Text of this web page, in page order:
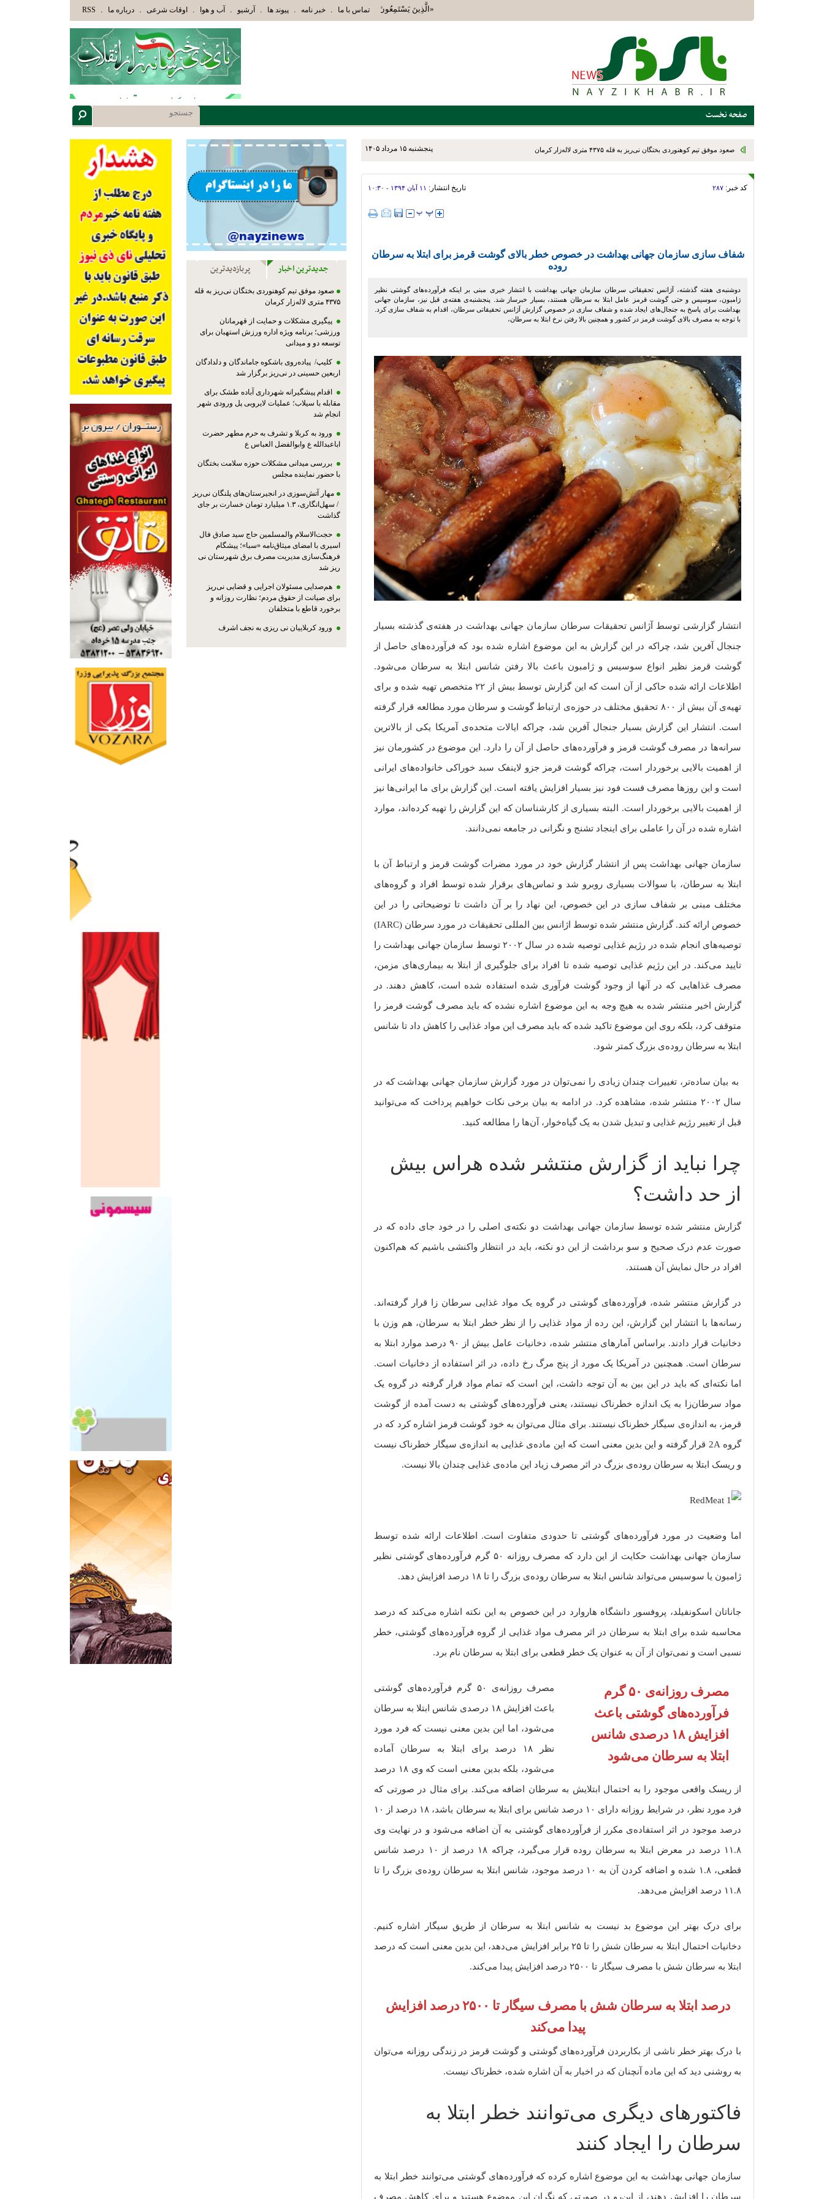
«الَّذِينَ يَسْتَمِعُونَ الْقَوْلَ فَيَتَّبِعُونَ أَحْسَنَهُ أُوْلَئِكَ الَّذِينَ هَدَاهُمُ اللَّهُ وَأُوْلَئِكَ هُمْ أُوْلُوا الْأَلْبَابِ» عاقلان هدایت یافته،حرفها را میشنوند و سپس
تماس با ما . خبر نامه . پیوند ها . آرشیو . آب و هوا . اوقات شرعی . درباره ما .
RSS
صفحه نخست
پنجشنبه ۱۵ مرداد ۱۴۰۵
کد خبر: ۲۸۷ تاریخ انتشار: ۱۱ آبان ۱۳۹۴ - ۱۰:۳۰
شفاف سازی سازمان جهانی بهداشت در خصوص خطر بالای گوشت قرمز برای ابتلا به سرطان
روده
دوشنبه‌ی هفته گذشته، آژانس تحقیقاتی سرطان سازمان جهانی بهداشت با انتشار خبری مبنی بر اینکه فرآورده‌های گوشتی نظیر
ژامبون، سوسیس و حتی گوشت قرمز عامل ابتلا به سرطان هستند، بسیار خبرساز شد. پنجشنبه‌ی هفته‌ی قبل نیز، سازمان جهانی
بهداشت برای پاسخ به جنجال‌های ایجاد شده و شفاف سازی در خصوص گزارش آژانس تحقیقاتی سرطان، اقدام به شفاف سازی کرد.
با توجه به مصرف بالای گوشت قرمز در کشور و همچنین بالا رفتن نرخ ابتلا به سرطان،
انتشار گزارشی توسط آژانس تحقیقات سرطان سازمان جهانی بهداشت در هفته‌ی گذشته بسیار
جنجال آفرین شد، چراکه در این گزارش به این موضوع اشاره شده بود که فرآورده‌های حاصل از
گوشت قرمز نظیر انواع سوسیس و ژامبون باعث بالا رفتن شانس ابتلا به سرطان می‌شود.
اطلاعات ارائه شده حاکی از آن است که این گزارش توسط بیش از ۲۲ متخصص تهیه شده و برای
تهیه‌ی آن بیش از ۸۰۰ تحقیق مختلف در حوزه‌ی ارتباط گوشت و سرطان مورد مطالعه قرار گرفته
است. انتشار این گزارش بسیار جنجال آفرین شد، چراکه ایالات متحده‌ی آمریکا یکی از بالاترین
سرانه‌ها در مصرف گوشت قرمز و فرآورده‌های حاصل از آن را دارد. این موضوع در کشورمان نیز
از اهمیت بالایی برخوردار است، چراکه گوشت قرمز جزو لاینفک سبد خوراکی خانواده‌های ایرانی
است و این روزها مصرف فست فود نیز بسیار افزایش یافته است. این گزارش برای ما ایرانی‌ها نیز
از اهمیت بالایی برخوردار است. البته بسیاری از کارشناسان که این گزارش را تهیه کرده‌اند، موارد
اشاره شده در آن را عاملی برای اینجاد تشنج و نگرانی در جامعه نمی‌دانند.
سازمان جهانی بهداشت پس از انتشار گزارش خود در مورد مضرات گوشت قرمز و ارتباط آن با
ابتلا به سرطان، با سوالات بسیاری روبرو شد و تماس‌های برقرار شده توسط افراد و گروه‌های
مختلف مبنی بر شفاف سازی در این خصوص، این نهاد را بر آن داشت تا توضیحاتی را در این
خصوص ارائه کند. گزارش منتشر شده توسط اژانس بین المللی تحقیقات در مورد سرطان (IARC)
توصیه‌های انجام شده در رژیم غذایی توصیه شده در سال ۲۰۰۲ توسط سازمان جهانی بهداشت را
تایید می‌کند. در این رژیم غذایی توصیه شده تا افراد برای جلوگیری از ابتلا به بیماری‌های مزمن،
مصرف غذاهایی که در آنها از وجود گوشت فرآوری شده استفاده شده است، کاهش دهند. در
گزارش اخیر منتشر شده به هیچ وجه به این موضوع اشاره نشده که باید مصرف گوشت قرمز را
متوقف کرد، بلکه روی این موضوع تاکید شده که باید مصرف این مواد غذایی را کاهش داد تا شانس
ابتلا به سرطان روده‌ی بزرگ کمتر شود.
به بیان ساده‌تر، تغییرات چندان زیادی را نمی‌توان در مورد گزارش سازمان جهانی بهداشت که در
سال ۲۰۰۲ منتشر شده، مشاهده کرد. در ادامه به بیان برخی نکات خواهیم پرداخت که می‌توانید
قبل از تغییر رژیم غذایی و تبدیل شدن به یک گیاه‌خوار، آن‌ها را مطالعه کنید.
چرا نباید از گزارش منتشر شده هراس بیش
از حد داشت؟
گزارش منتشر شده توسط سازمان جهانی بهداشت دو نکته‌ی اصلی را در خود جای داده که در
صورت عدم درک صحیح و سو برداشت از این دو نکته، باید در انتظار واکنشی باشیم که هم‌اکنون
افراد در حال نمایش آن هستند.
در گزارش منتشر شده، فرآورده‌های گوشتی در گروه یک مواد غذایی سرطان زا قرار گرفته‌اند.
رسانه‌ها با انتشار این گزارش، این رده از مواد غذایی را از نظر خطر ابتلا به سرطان، هم وزن با
دخانیات قرار دادند. براساس آمارهای منتشر شده، دخانیات عامل بیش از ۹۰ درصد موارد ابتلا به
سرطان است. همچنین در آمریکا یک مورد از پنج مرگ رخ داده، در اثر استفاده از دخانیات است.
اما نکته‌ای که باید در این بین به آن توجه داشت، این است که تمام مواد قرار گرفته در گروه یک
مواد سرطان‌زا به یک اندازه خطرناک نیستند، یعنی فرآورده‌های گوشتی به دست آمده از گوشت
قرمز، به اندازه‌ی سیگار خطرناک نیستند. برای مثال می‌توان به خود گوشت قرمز اشاره کرد که در
گروه 2A قرار گرفته و این بدین معنی است که این ماده‌ی غذایی به اندازه‌ی سیگار خطرناک نیست
و ریسک ابتلا به سرطان روده‌ی بزرگ در اثر مصرف زیاد این ماده‌ی غذایی چندان بالا نیست.
اما وضعیت در مورد فرآورده‌های گوشتی تا حدودی متفاوت است. اطلاعات ارائه شده توسط
سازمان جهانی بهداشت حکایت از این دارد که مصرف روزانه ۵۰ گرم فرآورده‌های گوشتی نظیر
ژامبون یا سوسیس می‌تواند شانس ابتلا به سرطان روده‌ی بزرگ را تا ۱۸ درصد افزایش دهد.
جاناتان اسکونفیلد، پروفسور دانشگاه هاروارد در این خصوص به این نکته اشاره می‌کند که درصد
محاسبه شده برای ابتلا به سرطان در اثر مصرف مواد غذایی از گروه فرآورده‌های گوشتی، خطر
نسبی است و نمی‌توان از آن به عنوان یک خطر قطعی برای ابتلا به سرطان نام برد.
مصرف روزانه‌ی ۵۰ گرم
فرآورده‌های گوشتی باعث
افزایش ۱۸ درصدی شانس
ابتلا به سرطان می‌شود
مصرف روزانه‌ی ۵۰ گرم فرآورده‌های گوشتی
باعث افزایش ۱۸ درصدی شانس ابتلا به سرطان
می‌شود، اما این بدین معنی نیست که فرد مورد
نظر ۱۸ درصد برای ابتلا به سرطان آماده
می‌شود، بلکه بدین معنی است که وی ۱۸ درصد
از ریسک واقعی موجود را به احتمال ابتلایش به سرطان اضافه می‌کند. برای مثال در صورتی که
فرد مورد نظر، در شرایط روزانه دارای ۱۰ درصد شانس برای ابتلا به سرطان باشد، ۱۸ درصد از ۱۰
درصد موجود در اثر استفاده‌ی مکرر از فرآورده‌های گوشتی به آن اضافه می‌شود و در نهایت وی
۱۱.۸ درصد در معرض ابتلا به سرطان روده قرار می‌گیرد، چراکه ۱۸ درصد از ۱۰ درصد شانس
قطعی، ۱.۸ شده و اضافه کردن آن به ۱۰ درصد موجود، شانس ابتلا به سرطان روده‌ی بزرگ را تا
۱۱.۸ درصد افزایش می‌دهد.
برای درک بهتر این موضوع بد نیست به شانس ابتلا به سرطان از طریق سیگار اشاره کنیم.
دخانیات احتمال ابتلا به سرطان شش را تا ۲۵ برابر افزایش می‌دهد، این بدین معنی است که درصد
ابتلا به سرطان شش با مصرف سیگار تا ۲۵۰۰ درصد افزایش پیدا می‌کند.
درصد ابتلا به سرطان شش با مصرف سیگار تا ۲۵۰۰ درصد افزایش
پیدا می‌کند
با درک بهتر خطر ناشی از بکاربردن فرآورده‌های گوشتی و گوشت قرمز در زندگی روزانه می‌توان
به روشنی دید که این ماده آنچنان که در اخبار به آن اشاره شده، خطرناک نیست.
فاکتورهای دیگری می‌توانند خطر ابتلا به
سرطان را ایجاد کنند
سازمان جهانی بهداشت به این موضوع اشاره کرده که فرآورده‌های گوشتی می‌توانند خطر ابتلا به
سرطان را افزایش دهند، از این‌رو در صورتی که نگران این موضوع هستید و برای کاهش مصرف
جدیدترین اخبار پربازدیدترین
صعود موفق تیم کوهنوردی بختگان نی‌ریز به قله
۴۳۷۵ متری لاله‌زار کرمان
پیگیری مشکلات و حمایت از قهرمانان
ورزشی؛ برنامه ویژه اداره ورزش استهبان برای
توسعه دو و میدانی
کلیپ/ پیاده‌روی باشکوه جاماندگان و دلدادگان
اربعین حسینی در نی‌ریز برگزار شد
اقدام پیشگیرانه شهرداری آباده طشک برای
مقابله با سیلاب؛ عملیات لایروبی پل ورودی شهر
انجام شد
ورود به کربلا و تشرف به حرم مطهر حضرت
اباعبدالله ع وابوالفضل العباس ع
بررسی میدانی مشکلات حوزه سلامت بختگان
با حضور نماینده مجلس
مهار آتش‌سوزی در انجیرستان‌های پلنگان نی‌ریز
/ سهل‌انگاری، ۱.۳ میلیارد تومان خسارت بر جای
گذاشت
حجت‌الاسلام والمسلمین حاج سید صادق فال
اسیری با امضای میثاق‌نامه «سبا»؛ پیشگام
فرهنگ‌سازی مدیریت مصرف برق شهرستان نی
ریز شد
هم‌صدایی مسئولان اجرایی و قضایی نی‌ریز
برای صیانت از حقوق مردم؛ نظارت روزانه و
برخورد قاطع با متخلفان
ورود کربلاییان نی ریزی به نجف اشرف